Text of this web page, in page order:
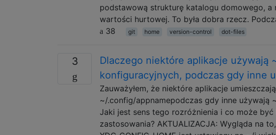
podstawową strukturę katalogu domowego,
wartości hurtowej. To była dobra rzecz.
38
git home version-control dot-files
3
Dlaczego niektóre aplikacje używają
konfiguracyjnych, podczas gdy inne
Zauważyłem, że niektóre aplikacje
~/.config/appnamepodczas gdy inne używają
Jaki jest sens tego rozróżnienia i co może
zastosowania? AKTUALIZACJA: Wygląda na